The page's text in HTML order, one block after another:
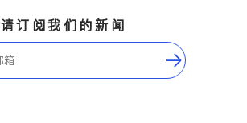
请订阅我们的新闻